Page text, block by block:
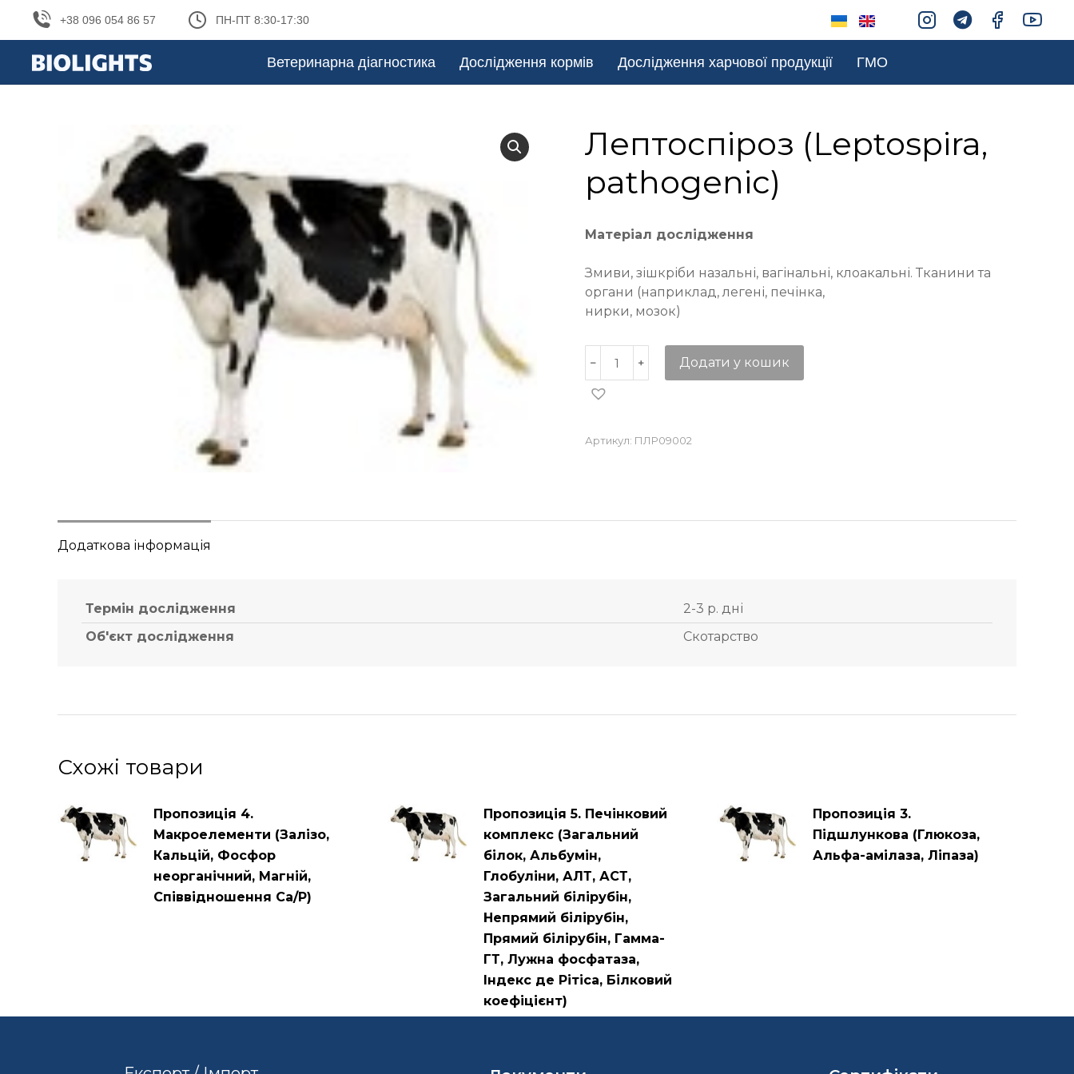
+38 096 054 86 57 ПН-ПТ 8:30-17:30
Ветеринарна діагностика Дослідження кормів Дослідження харчової продукції ГМО
Лептоспіроз (Leptospira,
pathogenic)
Матеріал дослідження
Змиви, зішкріби назальні, вагінальні, клоакальні. Тканини та
органи (наприклад, легені, печінка,
нирки, мозок)
Додати у кошик
Артикул: ПЛР09002
Додаткова інформація
Термін дослідження
2-3 р. дні
Об'єкт дослідження
Скотарство
Схожі товари
Пропозиція 4.
Макроелементи (Залізо,
Кальцій, Фосфор
неорганічний, Магній,
Співвідношення Са/Р)
Пропозиція 5. Печінковий
комплекс (Загальний
білок, Альбумін,
Глобуліни, АЛТ, АСТ,
Загальний білірубін,
Непрямий білірубін,
Прямий білірубін, Гамма-
ГТ, Лужна фосфатаза,
Індекс де Рітіса, Білковий
коефіцієнт)
Пропозиція 3.
Підшлункова (Глюкоза,
Альфа-амілаза, Ліпаза)